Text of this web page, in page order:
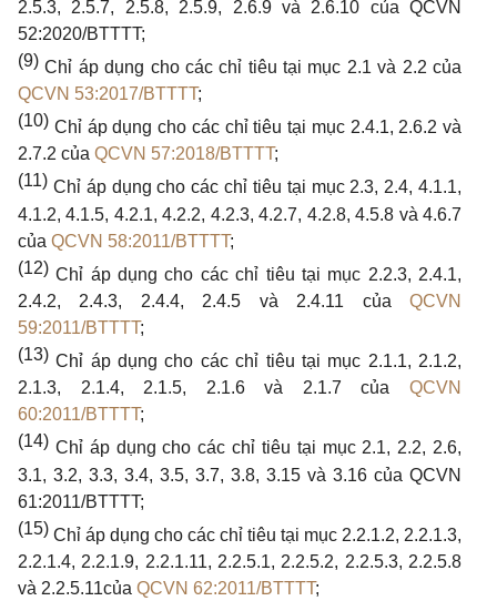
2.5.3, 2.5.7, 2.5.8, 2.5.9, 2.6.9 và 2.6.10 của QCVN
52:2020/BTTTT;
(9) Chỉ áp dụng cho các chỉ tiêu tại mục 2.1và 2.2của
QCVN 53:2017/BTTTT;
(10) Chỉ áp dụng cho các chỉ tiêu tại mục 2.4.1, 2.6.2 và
2.7.2 của QCVN 57:2018/BTTTT;
(11) Chỉ áp dụngchocác chỉ tiêu tại mục2.3, 2.4, 4.1.1,
4.1.2, 4.1.5, 4.2.1, 4.2.2, 4.2.3, 4.2.7, 4.2.8, 4.5.8 và4.6.7
của QCVN 58:2011/BTTTT;
(12) Chỉ áp dụngcho các chỉ tiêu tại mục 2.2.3, 2.4.1,
2.4.2, 2.4.3, 2.4.4, 2.4.5 và 2.4.11 củaQCVN
59:2011/BTTTT;
(13) Chỉ áp dụngcho các chỉ tiêu tại mục 2.1.1, 2.1.2,
2.1.3, 2.1.4, 2.1.5, 2.1.6và 2.1.7củaQCVN
60:2011/BTTTT;
(14) Chỉ áp dụngchocác chỉ tiêu tại mục2.1, 2.2, 2.6,
3.1, 3.2, 3.3, 3.4, 3.5, 3.7, 3.8, 3.15 và 3.16 của QCVN
61:2011/BTTTT;
(15) Chỉ áp dụng cho các chỉ tiêu tại mục 2.2.1.2, 2.2.1.3,
2.2.1.4, 2.2.1.9, 2.2.1.11, 2.2.5.1, 2.2.5.2, 2.2.5.3, 2.2.5.8
và 2.2.5.11của QCVN 62:2011/BTTTT;